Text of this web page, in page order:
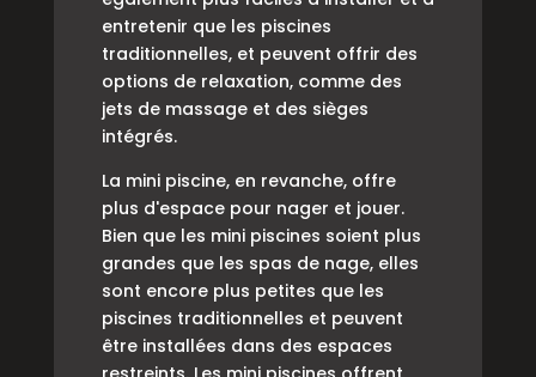
entretenir que les piscines
traditionnelles, et peuvent offrir des
options de relaxation, comme des
jets de massage et des sièges
intégrés.
La mini piscine, en revanche, offre
plus d'espace pour nager et jouer.
Bien que les mini piscines soient plus
grandes que les spas de nage, elles
sont encore plus petites que les
piscines traditionnelles et peuvent
être installées dans des espaces